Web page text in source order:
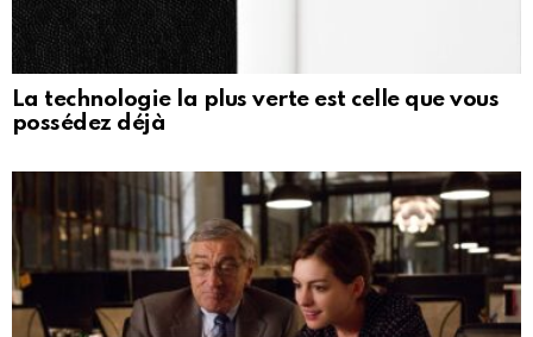
La technologie la plus verte est celle que vous
possédez déjà